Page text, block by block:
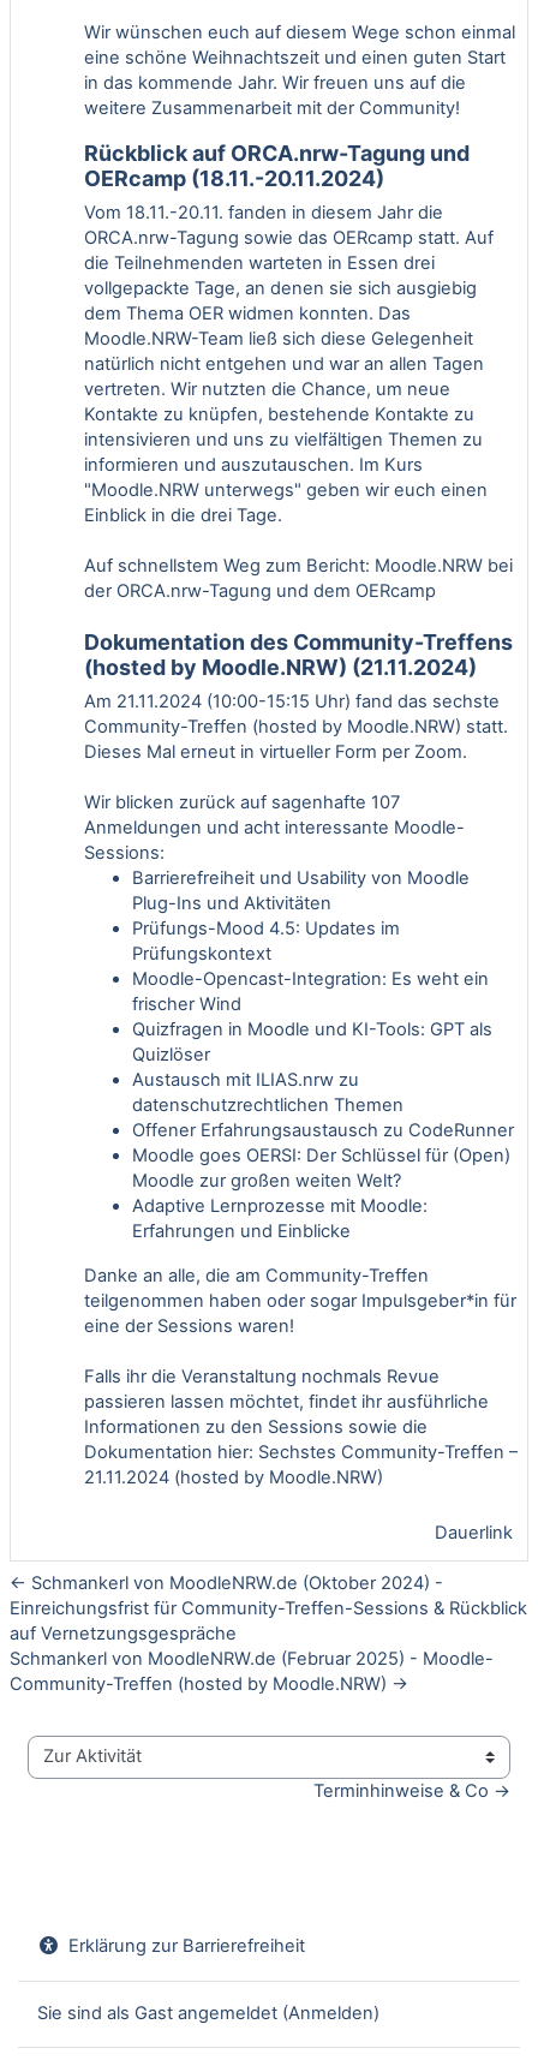
Wir wünschen euch auf diesem Wege schon einmal
eine schöne Weihnachtszeit und einen guten Start
in das kommende Jahr. Wir freuen uns auf die
weitere Zusammenarbeit mit der Community!
Rückblick auf ORCA.nrw-Tagung und
OERcamp (18.11.-20.11.2024)
Vom 18.11.-20.11. fanden in diesem Jahr die
ORCA.nrw-Tagung sowie das OERcamp statt. Auf
die Teilnehmenden warteten in Essen drei
vollgepackte Tage, an denen sie sich ausgiebig
dem Thema OER widmen konnten. Das
Moodle.NRW-Team ließ sich diese Gelegenheit
natürlich nicht entgehen und war an allen Tagen
vertreten. Wir nutzten die Chance, um neue
Kontakte zu knüpfen, bestehende Kontakte zu
intensivieren und uns zu vielfältigen Themen zu
informieren und auszutauschen. Im Kurs
"Moodle.NRW unterwegs" geben wir euch einen
Einblick in die drei Tage.
Auf schnellstem Weg zum Bericht: Moodle.NRW bei
der ORCA.nrw-Tagung und dem OERcamp
Dokumentation des Community-Treffens
(hosted by Moodle.NRW) (21.11.2024)
Am 21.11.2024 (10:00-15:15 Uhr) fand das sechste
Community-Treffen (hosted by Moodle.NRW) statt.
Dieses Mal erneut in virtueller Form per Zoom.
Wir blicken zurück auf sagenhafte 107
Anmeldungen und acht interessante Moodle-
Sessions:
Barrierefreiheit und Usability von Moodle
Plug-Ins und Aktivitäten
Prüfungs-Mood 4.5: Updates im
Prüfungskontext
Moodle-Opencast-Integration: Es weht ein
frischer Wind
Quizfragen in Moodle und KI-Tools: GPT als
Quizlöser
Austausch mit ILIAS.nrw zu
datenschutzrechtlichen Themen
Offener Erfahrungsaustausch zu CodeRunner
Moodle goes OERSI: Der Schlüssel für (Open)
Moodle zur großen weiten Welt?
Adaptive Lernprozesse mit Moodle:
Erfahrungen und Einblicke
Danke an alle, die am Community-Treffen
teilgenommen haben oder sogar Impulsgeber*in für
eine der Sessions waren!
Falls ihr die Veranstaltung nochmals Revue
passieren lassen möchtet, findet ihr ausführliche
Informationen zu den Sessions sowie die
Dokumentation hier: Sechstes Community-Treffen –
21.11.2024 (hosted by Moodle.NRW)
Dauerlink
← Schmankerl von MoodleNRW.de (Oktober 2024) -
Einreichungsfrist für Community-Treffen-Sessions & Rückblick
auf Vernetzungsgespräche
Schmankerl von MoodleNRW.de (Februar 2025) - Moodle-
Community-Treffen (hosted by Moodle.NRW) →
Zur Aktivität
Terminhinweise & Co →
Erklärung zur Barrierefreiheit
Sie sind als Gast angemeldet (Anmelden)